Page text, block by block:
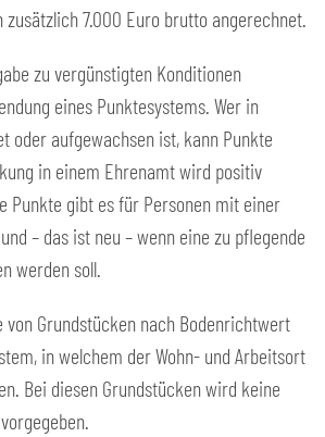
zusätzlich 7.000 Euro brutto angerechnet.
zu vergünstigten Konditionen
eines Punktesystems. Wer in
oder aufgewachsen ist, kann Punkte
in einem Ehrenamt wird positiv
Punkte gibt es für Personen mit einer
– das ist neu – wenn eine zu pflegende
werden soll.
von Grundstücken nach Bodenrichtwert
in welchem der Wohn- und Arbeitsort
Bei diesen Grundstücken wird keine